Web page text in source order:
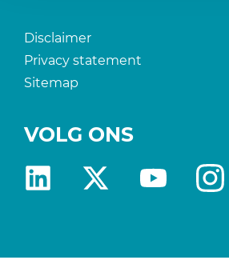
Disclaimer
Privacy statement
Sitemap
VOLG ONS